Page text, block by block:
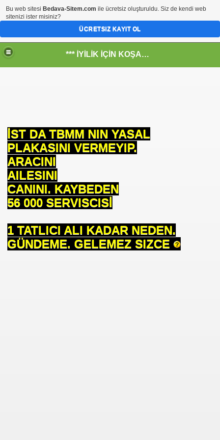
*** İYİLİK İÇİN KOŞANLARIN YERİ***
İST DA TBMM NIN YASAL
PLAKASINI VERMEYIP.
ARACINI
AILESINI
CANINI. KAYBEDEN
56 000 SERVISCISİ
1 TATLICI ALI KADAR NEDEN.
GÜNDEME. GELEMEZ SIZCE
-Engellenen Mühendis !!!
Bu web sitesi Bedava-Sitem.com ile ücretsiz oluşturuldu. Siz de kendi web
sitenizi ister misiniz?
ÜCRETSIZ KAYIT OL